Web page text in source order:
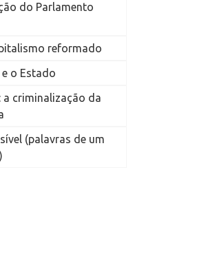
do Parlamento
reformado
o Estado
criminalização da
(palavras de um